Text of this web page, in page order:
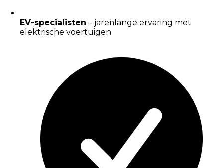
EV-specialisten – jarenlange ervaring met
elektrische voertuigen